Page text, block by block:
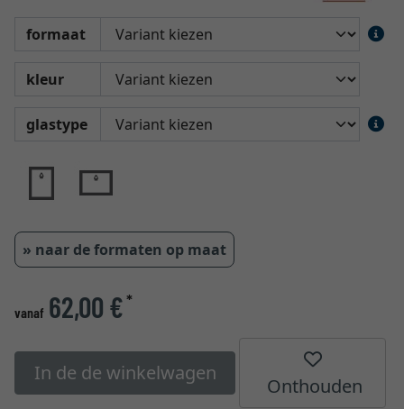
formaat
kleur
glastype
» naar de formaten op maat
vanaf 62,00 €*
In de de winkelwagen
Onthouden